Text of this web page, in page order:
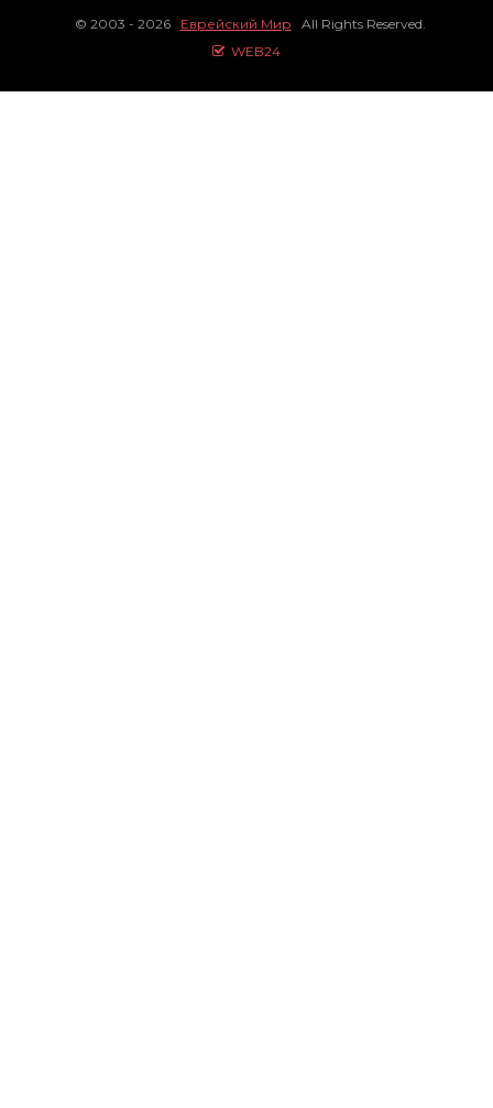
© 2003 - 2026 Еврейский Мир All Rights Reserved.
WEB24